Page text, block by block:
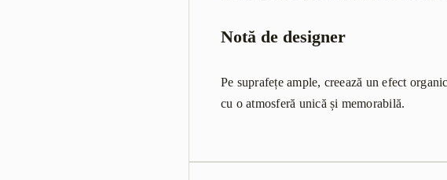
Notă de designer
Pe suprafețe ample, creează un efect
cu o atmosferă unică și memorabilă.